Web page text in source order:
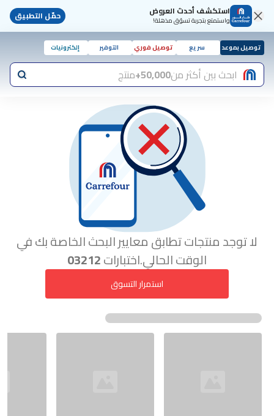
استكشف أحدث العروض
واستمتع بتجربة تسوّق مذهلة! حمّل التطبيق
توصيل بموعد سريع توصيل فوري التوفير إلكترونيات
ابحث بين أكثر من50,000+ منتج
لا توجد منتجات تطابق معايير البحث الخاصة بك في
الوقت الحالي.اختبارات03212
استمرار التسوق